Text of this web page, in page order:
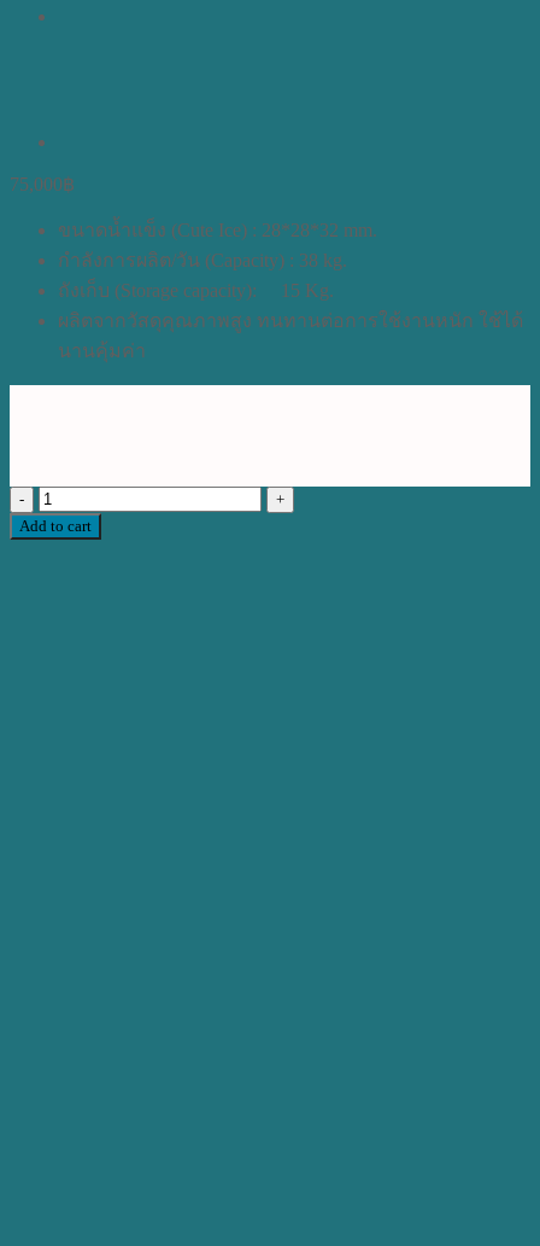
75,000฿
ขนาดน้ำแข็ง (Cute Ice) : 28*28*32 mm.
กำลังการผลิต/วัน (Capacity) : 38 kg.
ถังเก็บ (Storage capacity): 15 Kg.
ผลิตจากวัสดุคุณภาพสูง ทนทานต่อการใช้งานหนัก ใช้ได้
นานคุ้มค่า
เครื่อง
ทําน้ํา
Add to cart